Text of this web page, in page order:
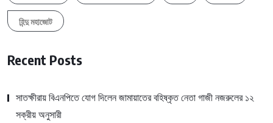
হিন্দু মহাজোট
Recent Posts
সাতক্ষীরায় বিএনপিতে যোগ দিলেন জামায়াতের বহিষ্কৃত নেতা গাজী নজরুলের ১২
সক্রীয় অনুসারী